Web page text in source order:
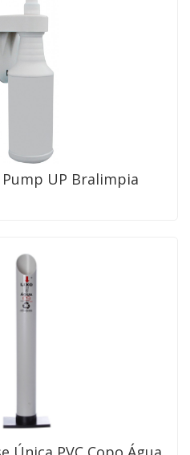
UP Bralimpia